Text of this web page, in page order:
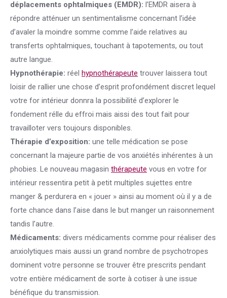
déplacements ophtalmiques (EMDR): l’EMDR aisera à
répondre atténuer un sentimentalisme concernant l’idée
d’avaler la moindre somme comme l’aide relatives au
transferts ophtalmiques, touchant à tapotements, ou tout
autre langue.
Hypnothérapie: réel hypnothérapeute trouver laissera tout
loisir de rallier une chose d’esprit profondément discret lequel
votre for intérieur donnra la possibilité d’explorer le
fondement rélle du effroi mais aissi des tout fait pour
travailloter vers toujours disponibles.
Thérapie d’exposition: une telle médication se pose
concernant la majeure partie de vos anxiétés inhérentes à un
phobies. Le nouveau magasin thérapeute vous en votre for
intérieur ressentira petit à petit multiples sujettes entre
manger & perdurera en « jouer » ainsi au moment où il y a de
forte chance dans l’aise dans le but manger un raisonnement
tandis l’autre.
Médicaments: divers médicaments comme pour réaliser des
anxiolytiques mais aussi un grand nombre de psychotropes
dominent votre personne se trouver être prescrits pendant
votre entière médicament de sorte à cotiser à une issue
bénéfique du transmission.